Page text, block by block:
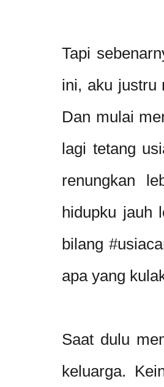
Tapi
ini, aku justru
Dan mulai
lagi tetang
renungkan
hidupku jauh
bilang
apa yang
Saat dulu
keluarga.